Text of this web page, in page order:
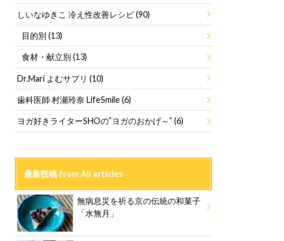
しいなゆきこ 冷え性改善レシピ(90)
目的別 (13)
食材・献立別 (13)
Dr.Mari よむサプリ(10)
歯科医師 村瀬玲奈 LifeSmile(6)
ヨガ好きライターSHOの”ヨガのおかげ～”(6)
最新投稿 from All articles
無病息災を祈る京の伝統の和菓子
「水無月」